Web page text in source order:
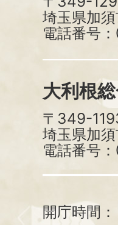
埼玉県加
電話番号
大利根
〒349-
埼玉県加
電話番号
開庁時間：